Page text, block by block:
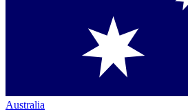
Australia